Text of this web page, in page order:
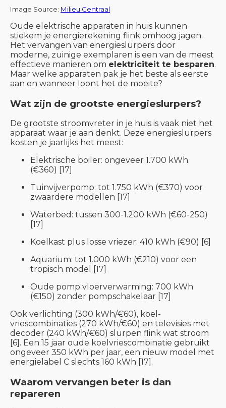
Image Source: Milieu Centraal
Oude elektrische apparaten in huis kunnen
stiekem je energierekening flink omhoog jagen.
Het vervangen van energieslurpers door
moderne, zuinige exemplaren is een van de meest
effectieve manieren om elektriciteit te besparen.
Maar welke apparaten pak je het beste als eerste
aan en wanneer loont het de moeite?
Wat zijn de grootste energieslurpers?
De grootste stroomvreter in je huis is vaak niet het
apparaat waar je aan denkt. Deze energieslurpers
kosten je jaarlijks het meest:
Elektrische boiler: ongeveer 1.700 kWh
(€360) [17]
Tuinvijverpomp: tot 1.750 kWh (€370) voor
zwaardere modellen [17]
Waterbed: tussen 300-1.200 kWh (€60-250)
[17]
Koelkast plus losse vriezer: 410 kWh (€90) [6]
Aquarium: tot 1.000 kWh (€210) voor een
tropisch model [17]
Oude pomp vloerverwarming: 700 kWh
(€150) zonder pompschakelaar [17]
Ook verlichting (300 kWh/€60), koel-
vriescombinaties (270 kWh/€60) en televisies met
decoder (240 kWh/€60) slurpen flink wat stroom
[6]. Een 15 jaar oude koelvriescombinatie gebruikt
ongeveer 350 kWh per jaar, een nieuw model met
energielabel C slechts 160 kWh [17].
Waarom vervangen beter is dan
repareren